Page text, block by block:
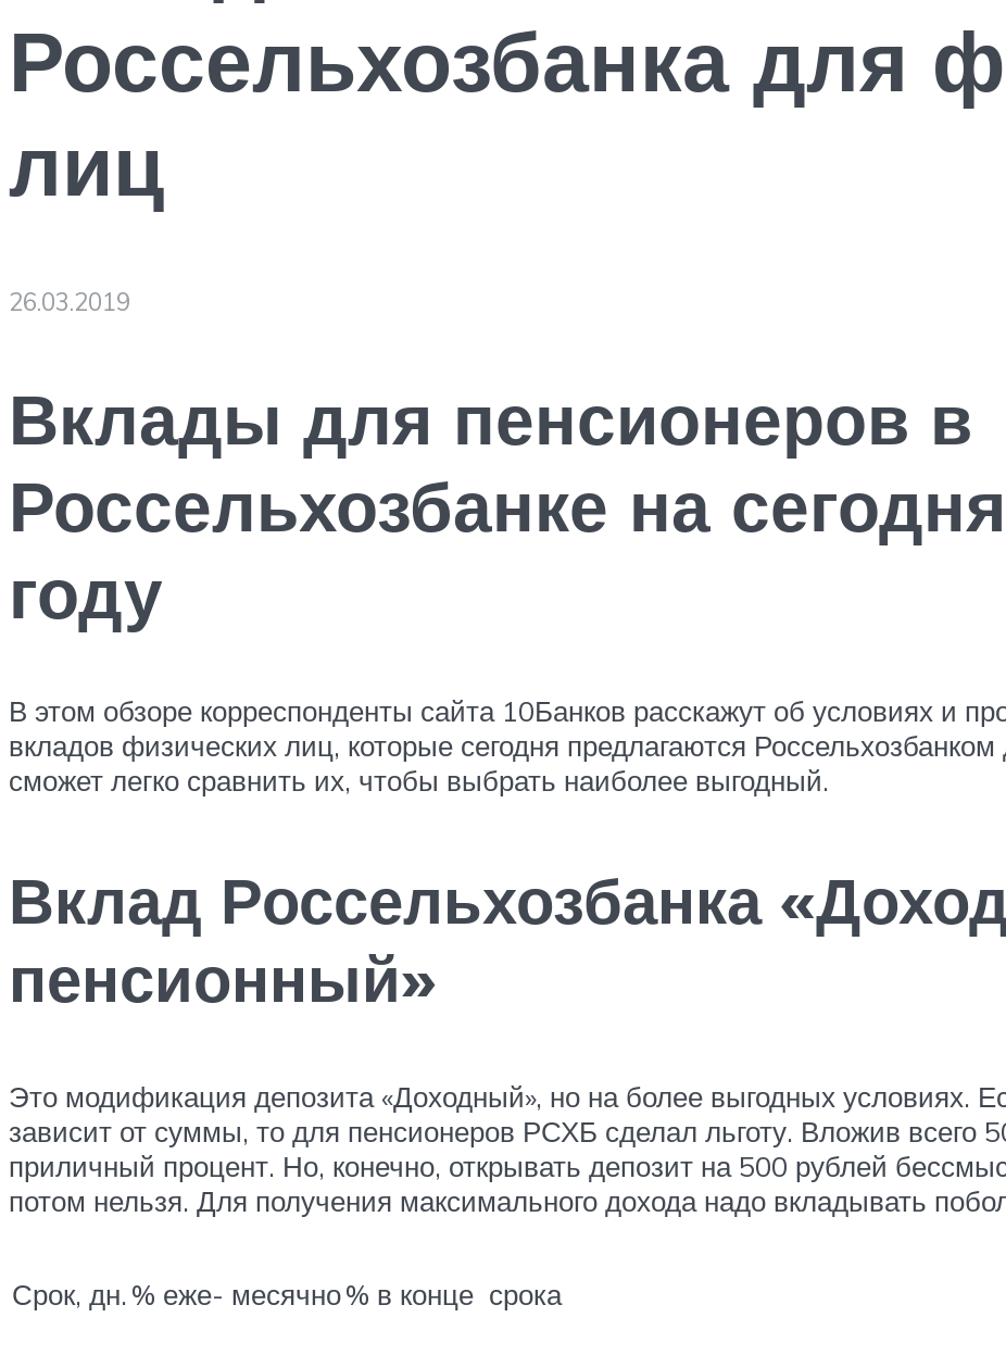
Россельхозбанка для
лиц
26.03.2019
Вклады для пенсионеров в
Россельхозбанке на
году
В этом обзоре корреспонденты сайта 10Банков расскажут об условиях и
вкладов физических лиц, которые сегодня предлагаются
сможет легко сравнить их, чтобы выбрать наиболее выгодный.
Вклад Россельхозбанка
пенсионный»
Это модификация депозита «Доходный», но на более выгодных условиях.
зависит от суммы, то для пенсионеров РСХБ сделал льготу. Вложив всего
приличный процент. Но, конечно, открывать депозит на 500 рублей
потом нельзя. Для получения максимального дохода надо вкладывать
Срок, дн. % еже- месячно% в конце срока